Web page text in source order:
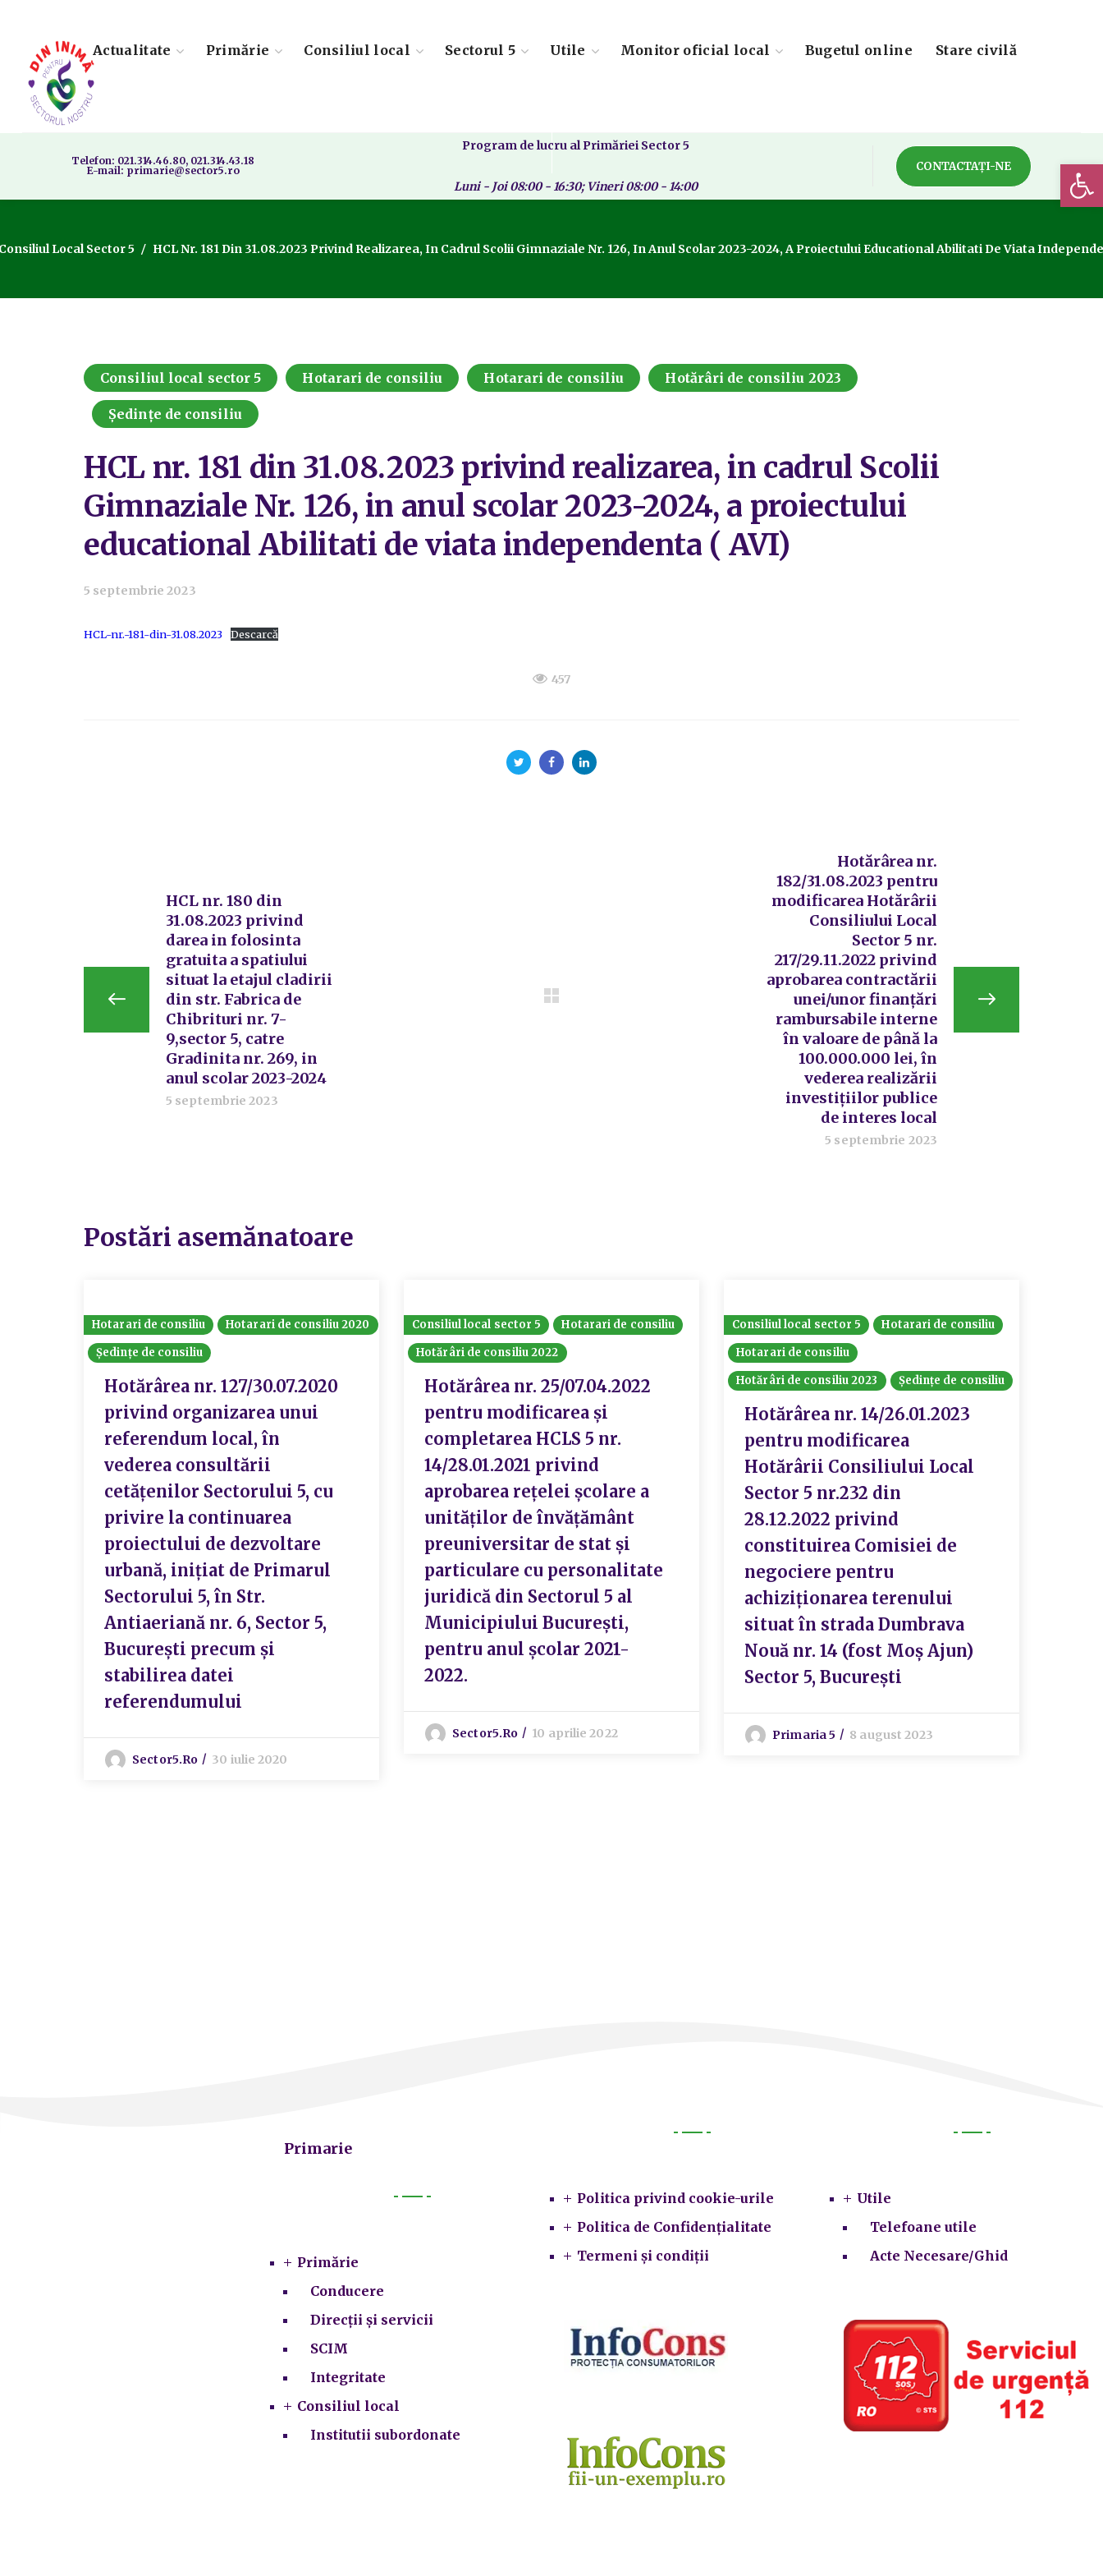
Actualitate Primărie Consiliul local Sectorul 5 Utile Monitor oficial local Bugetul online Stare civilă
Telefon: 021.314.46.80, 021.314.43.18
E-mail: primarie@sector5.ro
Program de lucru al Primăriei Sector 5
Luni - Joi 08:00 - 16:30; Vineri 08:00 - 14:00
CONTACTAȚI-NE
Local Sector 5 HCL Nr. 181 Din 31.08.2023 Privind Realizarea, In Cadrul Scolii Gimnaziale Nr. 126, In Anul Scolar 2023-2024, A Proiectului Educational Abilitati De Viata
Consiliul local sector 5 Hotarari de consiliu Hotarari de consiliu Hotărâri de consiliu 2023
Ședințe de consiliu
HCL nr. 181 din 31.08.2023 privind realizarea, in cadrul Scolii
Gimnaziale Nr. 126, in anul scolar 2023-2024, a proiectului
educational Abilitati de viata independenta ( AVI)
5 septembrie 2023
HCL-nr.-181-din-31.08.2023 Descarcă
457
HCL nr. 180 din
31.08.2023 privind
darea in folosinta
gratuita a spatiului
situat la etajul cladirii
din str. Fabrica de
Chibrituri nr. 7-
9,sector 5, catre
Gradinita nr. 269, in
anul scolar 2023-2024
5 septembrie 2023
Hotărârea nr.
182/31.08.2023 pentru
modificarea Hotărârii
Consiliului Local
Sector 5 nr.
217/29.11.2022 privind
aprobarea contractării
unei/unor finanțări
rambursabile interne
în valoare de până la
100.000.000 lei, în
vederea realizării
investițiilor publice
de interes local
5 septembrie 2023
Postări asemănatoare
Hotarari de consiliu
Hotarari de consiliu 2020
Ședințe de consiliu
Hotărârea nr. 127/30.07.2020
privind organizarea unui
referendum local, în
vederea consultării
cetățenilor Sectorului 5, cu
privire la continuarea
proiectului de dezvoltare
urbană, inițiat de Primarul
Sectorului 5, în Str.
Antiaeriană nr. 6, Sector 5,
București precum și
stabilirea datei
referendumului
Sector5.ro 30 iulie 2020
Consiliul local sector 5
Hotarari de consiliu
Hotărâri de consiliu 2022
Hotărârea nr. 25/07.04.2022
pentru modificarea și
completarea HCLS 5 nr.
14/28.01.2021 privind
aprobarea rețelei școlare a
unităților de învățământ
preuniversitar de stat și
particulare cu personalitate
juridică din Sectorul 5 al
Municipiului București,
pentru anul școlar 2021-
2022.
Sector5.ro 10 aprilie 2022
Consiliul local sector 5
Hotarari de consiliu
Hotarari de consiliu
Hotărâri de consiliu 2023
Ședințe de consiliu
Hotărârea nr. 14/26.01.2023
pentru modificarea
Hotărârii Consiliului Local
Sector 5 nr.232 din
28.12.2022 privind
constituirea Comisiei de
negociere pentru
achiziționarea terenului
situat în strada Dumbrava
Nouă nr. 14 (fost Moș Ajun)
Sector 5, București
Primaria 5 8 august 2023
Primarie
Primărie
Conducere
Direcții și servicii
SCIM
Integritate
Consiliul local
Institutii subordonate
Politica privind cookie-urile
Politica de Confidențialitate
Termeni și condiții
Utile
Telefoane utile
Acte Necesare/Ghid